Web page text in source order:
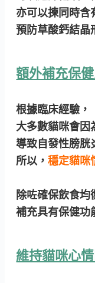
亦可以揀同時含
預防草酸鈣結晶
額外補充保
根據臨床經驗，
大多數貓咪會因
導致自發性膀胱
所以，穩定貓咪
除咗確保飲食均
補充具有保健功
維持貓咪心